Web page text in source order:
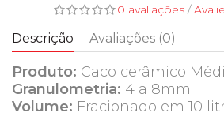
0 avaliações/
Descrição Avaliações (0)
Produto: Caco cerâmico
Granulometria: 4 a 8mm
Volume: Fracionado em 10